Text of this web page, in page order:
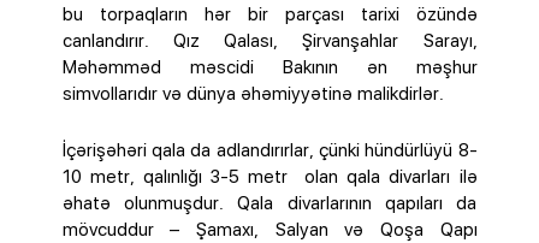
bu torpaqların hər bir parçası tarixi özündə
canlandırır. Qız Qalası, Şirvanşahlar Sarayı,
Məhəmməd məscidi Bakının ən məşhur
simvollarıdır və dünya əhəmiyyətinə malikdirlər.
İçərişəhəri qala da adlandırırlar, çünki hündürlüyü 8-
10 metr, qalınlığı 3-5 metr olan qala divarları ilə
əhatə olunmuşdur. Qala divarlarının qapıları da
mövcuddur – Şamaxı, Salyan və Qoşa Qapı